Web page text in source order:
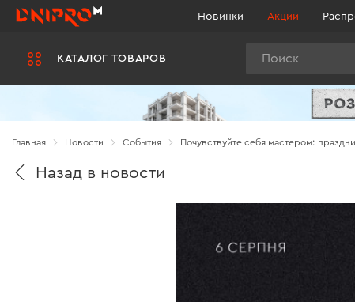
КАТАЛОГ ТОВАРОВ
Новинки Акции
Главная Новости Cобытия Почувствуйте себя мастером:
Назад в новости